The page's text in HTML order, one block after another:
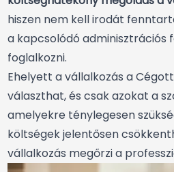
hiszen nem kell irodát
a kapcsolódó adminisztrációs
foglalkozni.
Ehelyett a vállalkozás a
választhat, és csak azokat a
amelyekre ténylegesen
költségek jelentősen
vállalkozás megőrzi a